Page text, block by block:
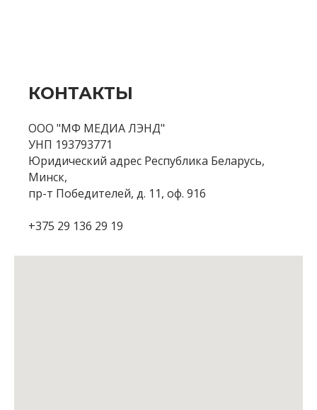
КОНТАКТЫ
ООО "МФ МЕДИА ЛЭНД"
УНП 193793771
Юридический адрес Республика Беларусь,
Минск,
пр-т Победителей, д. 11, оф. 916
+375 29 136 29 19